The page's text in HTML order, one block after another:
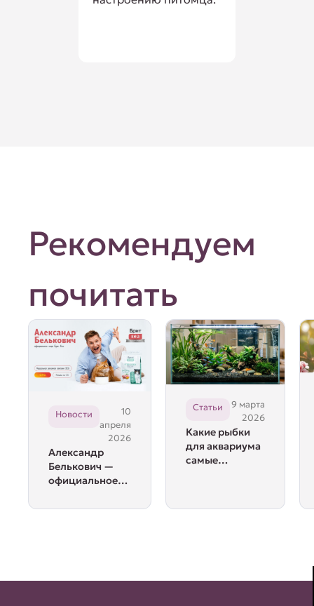
Рекомендуем
почитать
Новости
10
апреля
2026
Александр
Белькович —
официальное
Статьи
9 марта
2026
Какие рыбки
для аквариума
самые